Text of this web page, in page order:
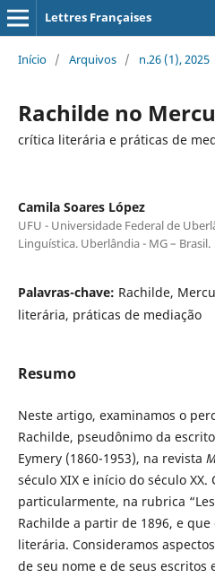
Lettres Françaises
Início / Arquivos / n.26 (1), 2025
Rachilde no
crítica literária e práticas de
Camila Soares López
UFU - Universidade Federal de
Linguística. Uberlândia - MG – Brasil.
Palavras-chave: Rachilde,
literária, práticas de mediação
Resumo
Neste artigo, examinamos o
Rachilde, pseudônimo da
Eymery (1860-1953), na revista
século XIX e início do século XX.
particularmente, na rubrica
Rachilde a partir de 1896, e
literária. Consideramos
de seu nome e de seus escritos